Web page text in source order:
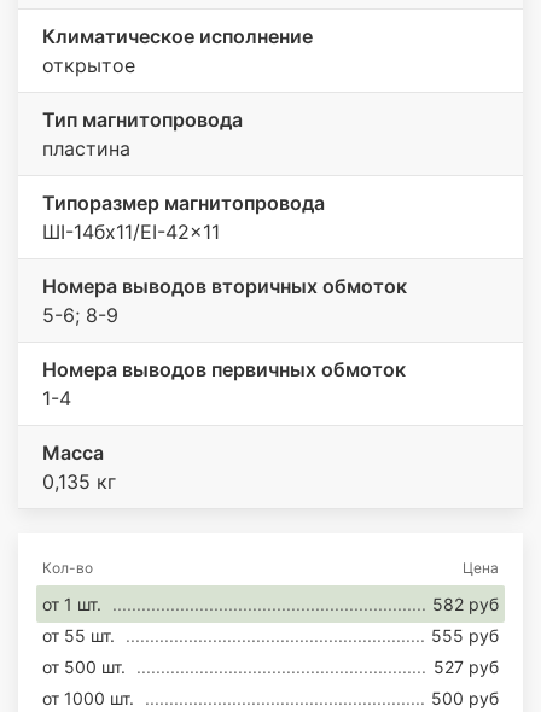
Климатическое исполнение
открытое
Тип магнитопровода
пластина
Типоразмер магнитопровода
ШI-14бx11/EI-42x11
Номера выводов вторичных обмоток
5-6; 8-9
Номера выводов первичных обмоток
1-4
Масса
0,135 кг
Кол-во Цена
от 1 шт.
582 руб
от 55 шт.
555 руб
от 500 шт.
527 руб
от 1000 шт.
500 руб